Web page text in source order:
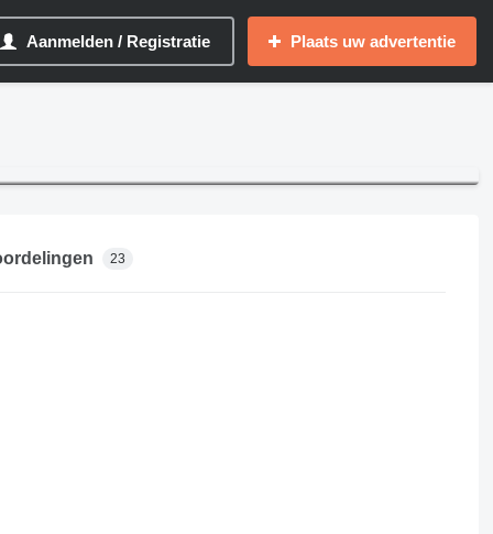
Aanmelden / Registratie Plaats uw advertentie
23